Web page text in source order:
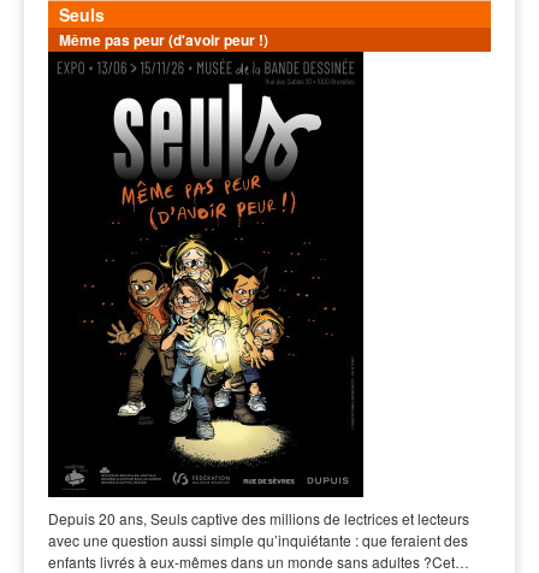
Seuls
Même pas peur (d'avoir peur !)
Depuis 20 ans, Seuls captive des millions de lectrices et lecteurs
avec une question aussi simple qu’inquiétante : que feraient des
enfants livrés à eux-mêmes dans un monde sans adultes ?Cet…